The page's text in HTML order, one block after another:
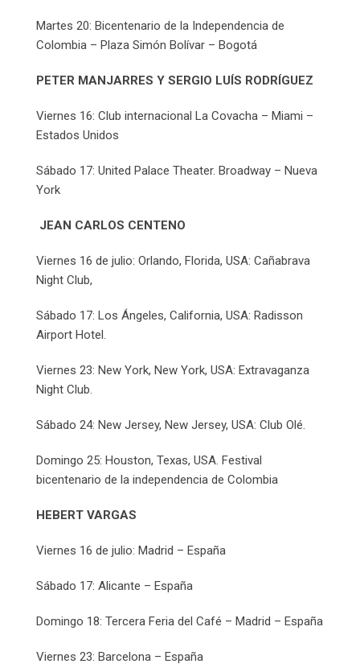
Martes 20: Bicentenario de la Independencia de
Colombia – Plaza Simón Bolívar – Bogotá
PETER MANJARRES Y SERGIO LUÍS RODRÍGUEZ
Viernes 16: Club internacional La Covacha – Miami –
Estados Unidos
Sábado 17: United Palace Theater. Broadway – Nueva
York
JEAN CARLOS CENTENO
Viernes 16 de julio: Orlando, Florida, USA: Cañabrava
Night Club,
Sábado 17: Los Ángeles, California, USA: Radisson
Airport Hotel.
Viernes 23: New York, New York, USA: Extravaganza
Night Club.
Sábado 24: New Jersey, New Jersey, USA: Club Olé.
Domingo 25: Houston, Texas, USA. Festival
bicentenario de la independencia de Colombia
HEBERT VARGAS
Viernes 16 de julio: Madrid – España
Sábado 17: Alicante – España
Domingo 18: Tercera Feria del Café – Madrid – España
Viernes 23: Barcelona – España